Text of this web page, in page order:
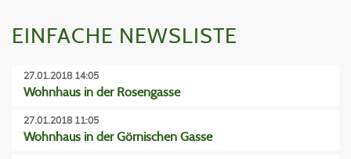
EINFACHE NEWSLISTE
27.01.2018 14:05
Wohnhaus in der Rosengasse
27.01.2018 11:05
Wohnhaus in der Görnischen Gasse